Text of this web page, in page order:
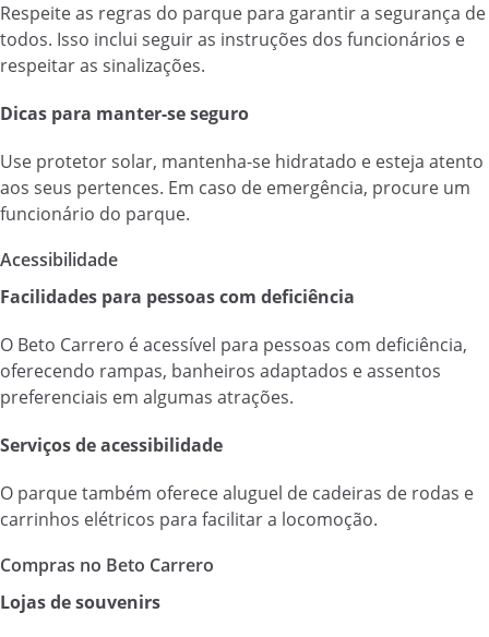
Respeite as regras do parque para garantir a segurança de
todos. Isso inclui seguir as instruções dos funcionários e
respeitar as sinalizações.
Dicas para manter-se seguro
Use protetor solar, mantenha-se hidratado e esteja atento
aos seus pertences. Em caso de emergência, procure um
funcionário do parque.
Acessibilidade
Facilidades para pessoas com deficiência
O Beto Carrero é acessível para pessoas com deficiência,
oferecendo rampas, banheiros adaptados e assentos
preferenciais em algumas atrações.
Serviços de acessibilidade
O parque também oferece aluguel de cadeiras de rodas e
carrinhos elétricos para facilitar a locomoção.
Compras no Beto Carrero
Lojas de souvenirs